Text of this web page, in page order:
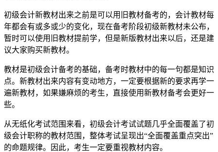
初级会计新教材出来之前是可以用旧教材备考的，会计教材每
年都会有或多或少的变化，现在备考阶段初级新教材未公布，
暂时可以使用旧教材提前学，但是新版教材出来以后，还是建
议大家购买新教材。
教材是初级会计备考的基础，备考时教材中的每一句都是知识
点。新教材出来内容有变动地方，一定要根据新的要求再学一
遍新教材，如果嫌麻烦的考生，直接使用新教材备考会更好一
些。
从无纸化考试范围来看，初级会计考试试题几乎全面覆盖了初
级会计职称的教材范围，整体考试呈现出“全面覆盖重点突出”
的命题规律。因此，考生一定要重视教材内容。